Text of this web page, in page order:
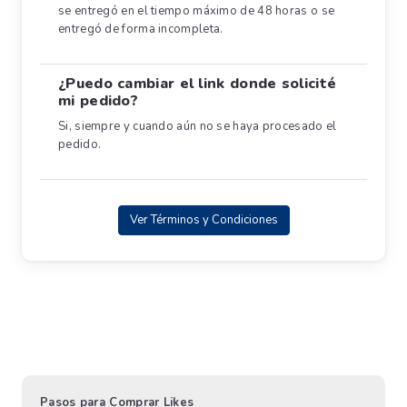
se entregó en el tiempo máximo de 48 horas o se
entregó de forma incompleta.
¿Puedo cambiar el link donde solicité
mi pedido?
Si, siempre y cuando aún no se haya procesado el
pedido.
Ver Términos y Condiciones
Pasos para Comprar Likes